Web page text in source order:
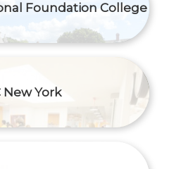
Foundation College
New York